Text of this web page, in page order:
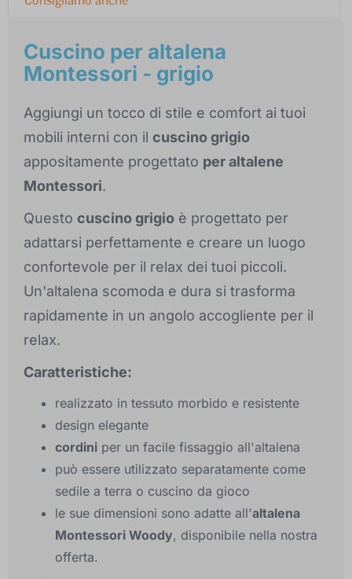
Cuscino per altalena
Montessori - grigio
Aggiungi un tocco di stile e comfort ai tuoi
mobili interni con il cuscino grigio
appositamente progettato per altalene
Montessori.
Questo cuscino grigio è progettato per
adattarsi perfettamente e creare un luogo
confortevole per il relax dei tuoi piccoli.
Un'altalena scomoda e dura si trasforma
rapidamente in un angolo accogliente per il
relax.
Caratteristiche:
realizzato in tessuto morbido e resistente
design elegante
cordini per un facile fissaggio all'altalena
può essere utilizzato separatamente come
sedile a terra o cuscino da gioco
le sue dimensioni sono adatte all'altalena
Montessori Woody, disponibile nella nostra
offerta.